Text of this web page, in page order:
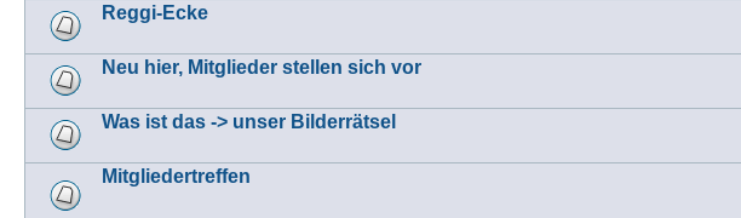
Reggi-Ecke
Neu hier, Mitglieder stellen sich vor
Was ist das -> unser Bilderrätsel
Mitgliedertreffen